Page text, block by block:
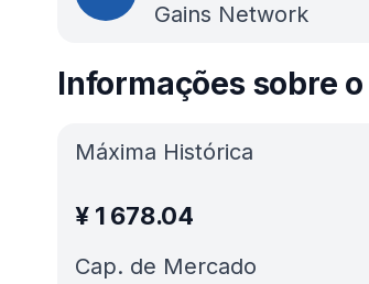
Gains Network
Informações sobre
Máxima Histórica
¥ 1 678.04
Cap. de Mercado